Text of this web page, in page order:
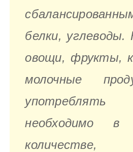
белки,
овощи, фрукты,
молочные
необходимо в
количестве,